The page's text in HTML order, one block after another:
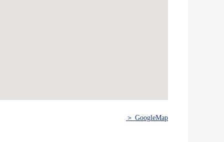
＞ GoogleMap